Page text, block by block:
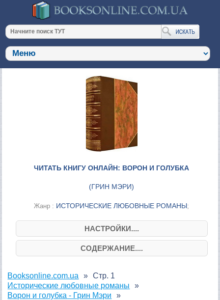
ЧИТАТЬ КНИГУ ОНЛАЙН: ВОРОН И ГОЛУБКА
(ГРИН МЭРИ)
Жанр : ИСТОРИЧЕСКИЕ ЛЮБОВНЫЕ РОМАНЫ;
НАСТРОЙКИ....
СОДЕРЖАНИЕ....
Booksonline.com.ua
Исторические любовные романы
Ворон и голубка - Грин Мэри
Стр. 1